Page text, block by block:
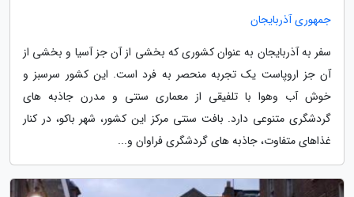
جمهوری آذربایجان
سفر به آذربایجان به عنوان کشوری که بخشی از آن جز آسیا و بخشی از
آن جز اروپاست یک تجربه منحصر به فرد است. این کشور سرسبز و
خوش آب وهوا با تلفیقی از معماری سنتی و مدرن جاذبه های
گردشگری متنوعی دارد. بافت سنتی مرکز این کشور، شهر باکو، در کنار
غذاهای متفاوت، جاذبه های گردشگری فراوان و...